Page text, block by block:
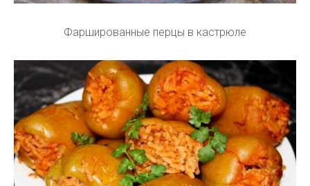
Фаршированные перцы в кастрюле